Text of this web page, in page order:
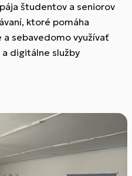
študentov a seniorov
ktoré pomáha
sebavedomo využívať
digitálne služby